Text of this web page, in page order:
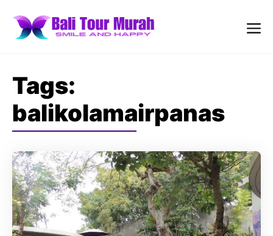
content
Tags:
balikolamairpanas